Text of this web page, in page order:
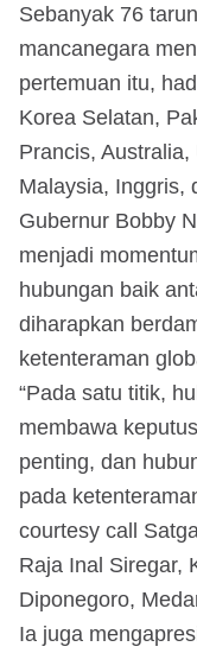
Sebanyak 76
mancanegara
pertemuan itu,
Korea Selatan,
Prancis,
Malaysia, Inggris,
Gubernur Bobby
menjadi
hubungan baik
diharapkan
ketenteraman
“Pada satu titik,
membawa
penting, dan
pada
courtesy call
Raja Inal Siregar,
Diponegoro,
Ia juga